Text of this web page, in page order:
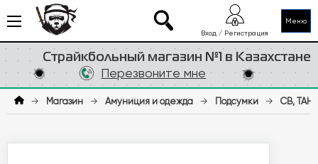
Меню
Страйкбольный магазин №1 в Казахстане
Вход / Регистрация
Перезвоните мне
→ Магазин → Амуниция и одежда → Подсумки → CB, ТАН,